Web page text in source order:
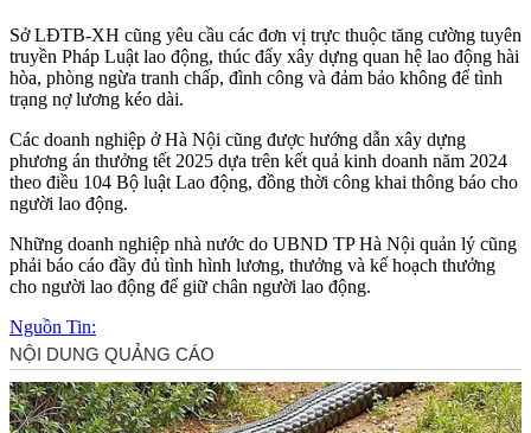
Sở LĐTB-XH cũng yêu cầu các đơn vị trực thuộc tăng cường tuyên
truyền Pháp Luật lao động, thúc đẩy xây dựng quan hệ lao động hài
hòa, phòng ngừa tranh chấp, đình công và đảm bảo không để tình
trạng nợ lương kéo dài.
Các doanh nghiệp ở Hà Nội cũng được hướng dẫn xây dựng
phương án thưởng tết 2025 dựa trên kết quả kinh doanh năm 2024
theo điều 104 Bộ luật Lao động, đồng thời công khai thông báo cho
người lao động.
Những doanh nghiệp nhà nước do UBND TP Hà Nội quản lý cũng
phải báo cáo đầy đủ tình hình lương, thưởng và kế hoạch thưởng
cho người lao động để giữ chân người lao động.
Nguồn Tin: